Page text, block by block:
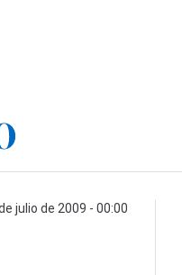
julio de 2009 - 00:00